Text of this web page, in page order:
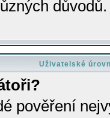
důvodů.
Uživatelské
pověření